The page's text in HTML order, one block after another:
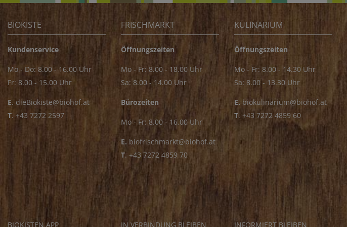
BIOKISTE
Kundenservice
Mo - Do: 8.00 - 16.00 Uhr
Fr: 8.00 - 15.00 Uhr
E. dieBiokiste@biohof.at
T. +43 7272 2597
FRISCHMARKT
Öffnungszeiten
Mo - Fr: 8.00 - 18.00 Uhr
Sa: 8.00 - 14.00 Uhr
Bürozeiten
Mo - Fr: 8.00 - 16.00 Uhr
E. biofrischmarkt@biohof.at
T. +43 7272 4859 70
KULINARIUM
Öffnungszeiten
Mo - Fr: 8.00 - 14.30 Uhr
Sa: 8.00 - 13.30 Uhr
E. biokulinarium@biohof.at
T. +43 7272 4859 60
BIOKISTEN APP IN VERBINDUNG BLEIBEN INFORMIERT BLEIBEN